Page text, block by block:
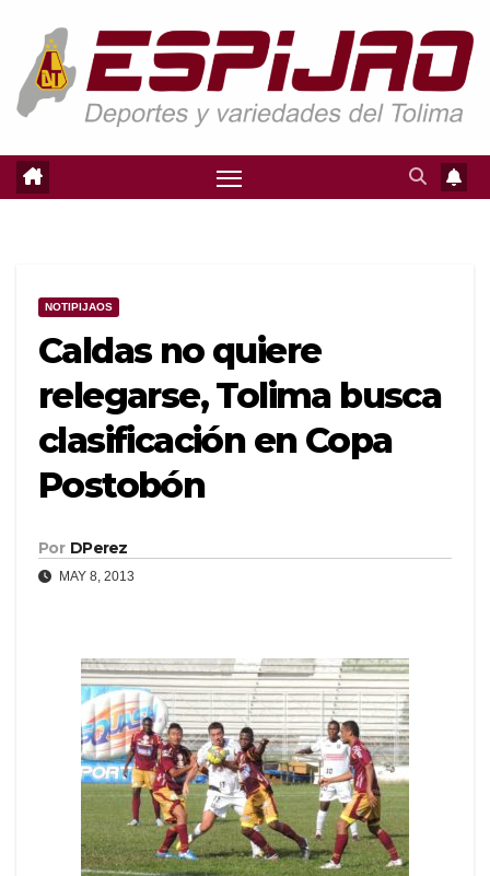
contenido
NOTIPIJAOS
Caldas no quiere
relegarse, Tolima busca
clasificación en Copa
Postobón
Por DPerez
MAY 8, 2013